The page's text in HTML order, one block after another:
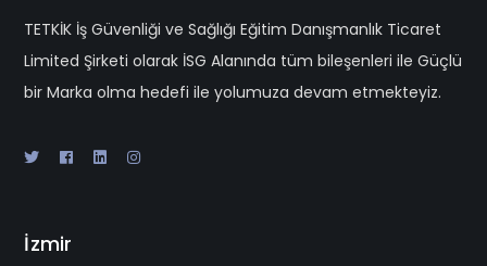
TETKİK İş Güvenliği ve Sağlığı Eğitim Danışmanlık Ticaret
Limited Şirketi olarak İSG Alanında tüm bileşenleri ile Güçlü
bir Marka olma hedefi ile yolumuza devam etmekteyiz.
İzmir